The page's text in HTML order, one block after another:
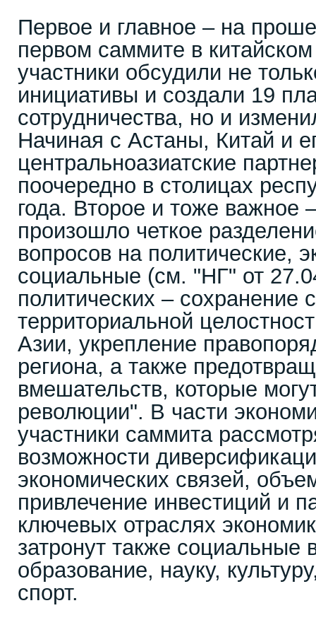
Первое и главное – на
первом саммите в
участники обсудили не
инициативы и создали 19
сотрудничества, но и
Начиная с Астаны, Китай и
центральноазиатские
поочередно в столицах
года. Второе и тоже важное
произошло четкое
вопросов на политические,
социальные (см. "НГ" от
политических – сохранение
территориальной
Азии, укрепление
региона, а также
вмешательств, которые
революции". В части
участники саммита
возможности
экономических связей,
привлечение инвестиций и
ключевых отраслях
затронут также социальные
образование, науку,
спорт.